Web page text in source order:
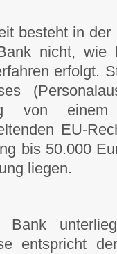
besteht in
nicht, wie
erfolgt.
von
EU-
bis 50.000
liegen.
entspricht